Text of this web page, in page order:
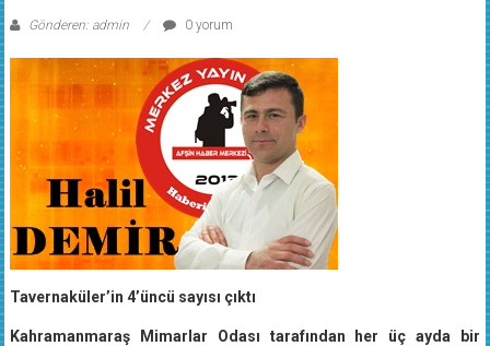
Gönderen: admin 0 yorum
Tavernaküler’in 4’üncü sayısı çıktı
Kahramanmaraş Mimarlar Odası tarafından her üç ayda bir